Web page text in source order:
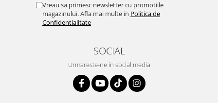
Vreau sa primesc newsletter cu promotiile
magazinului. Afla mai multe in Politica de
Confidentialitate
SOCIAL
Urmareste-ne in social media